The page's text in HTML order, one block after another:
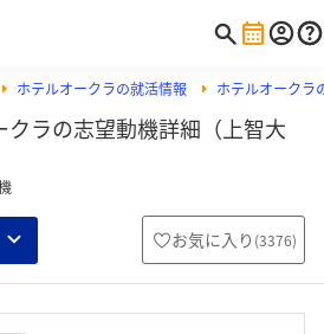
ホテルオークラの就活情報 ホテルオークラ
ラの志望動機詳細（上智大
お気に入り (3376)